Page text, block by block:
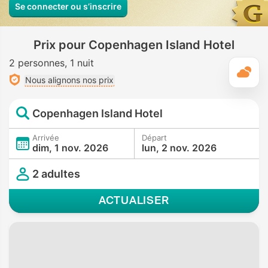
Se connecter ou s’inscrire
Prix pour Copenhagen Island Hotel
2 personnes 1 nuit
Nous alignons nos prix
Copenhagen Island Hotel
Arrivée
dim, 1 nov. 2026
Départ
lun, 2 nov. 2026
2 adultes
ACTUALISER